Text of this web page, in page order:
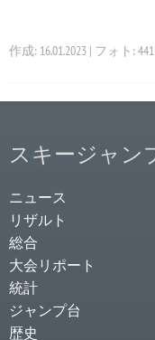
作成: 16.01.2023 | フォト: 441
スキージャン
ニュース
リザルト
総合
大会リポート
統計
ジャンプ台
歴史